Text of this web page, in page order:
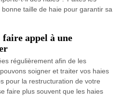
taille de haie pour garantir sa
faire appel à une
régulièrement afin de les
soigner et traiter vos haies
pour la restructuration de votre
faire plus souvent que les haies